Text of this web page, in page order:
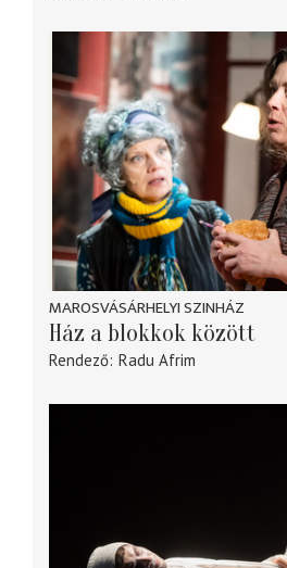
MAROSVÁSÁRHELYI SZINHÁZ
Ház a blokkok között
Rendező Radu Afrim